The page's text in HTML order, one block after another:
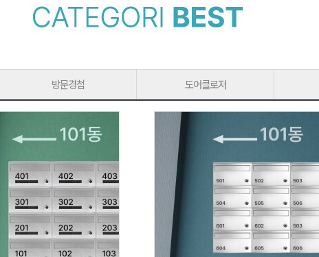
방문경첩 도어클로저